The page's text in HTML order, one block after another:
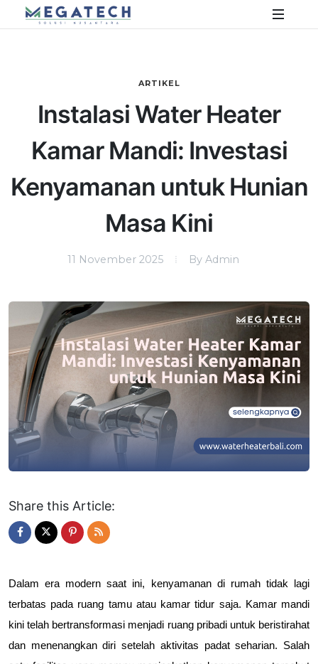
ARTIKEL
Instalasi Water Heater
Kamar Mandi: Investasi
Kenyamanan untuk Hunian
Masa Kini
11 November 2025 By Admin
Share this Article:
Dalam era modern saat ini, kenyamanan di rumah tidak lagi
terbatas pada ruang tamu atau kamar tidur saja. Kamar mandi
kini telah bertransformasi menjadi ruang pribadi untuk beristirahat
dan menenangkan diri setelah aktivitas padat seharian. Salah